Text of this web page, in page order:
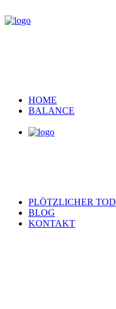
HOME
BALANCE
PLÖTZLICHER TOD
BLOG
KONTAKT